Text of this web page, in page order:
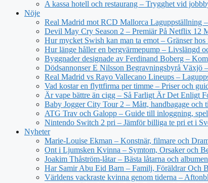
A kassa hotell och restaurang – Trygghet vid
Nöje
Real Madrid mot RCD Mallorca Laguppställning
Devil May Cry Season 2 – Premiär På Netflix 12
Hur mycket Swish kan man ta emot – Gränser
Hur länge håller en bergvärmepump – Livslängd
Byggnader designade av Ferdinand Boberg –
Dödsannonser E Nilsson Begravningsbyrå Växjö
Real Madrid vs Rayo Vallecano Lineups –
Vad kostar en flyttfirma per timme – Priser och
Är vape bättre än cigg – Så Farligt Är Det Enligt
Baby Jogger City Tour 2 – Mått, handbagage och
ATG Trav och Galopp – Guide till inloggning,
Nintendo Switch 2 pri – Jämför billiga te pri et i
Nyheter
Marie-Louise Ekman – Konstnär, filmare och
Ont i Ljumsken Kvinna – Symtom, Orsaker och
Joakim Thåström-låtar – Bästa låtarna och albumen
Har Samir Abu Eid Barn – Familj, Föräldrar Och
Världens vackraste kvinna genom tiderna –